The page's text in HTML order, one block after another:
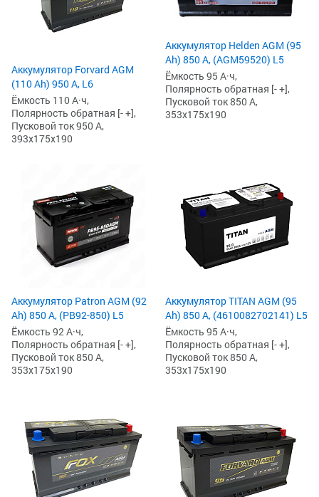
Аккумулятор Forvard AGM
(110 Ah) 950 А, L6
Ёмкость 110 А·ч,
Полярность обратная [- +],
Пусковой ток 950 А,
393x175x190
Аккумулятор Helden AGM (95
Ah) 850 А, (AGM59520) L5
Ёмкость 95 А·ч,
Полярность обратная [- +],
Пусковой ток 850 А,
353x175x190
Аккумулятор Patron AGM (92
Ah) 850 А, (PB92-850) L5
Ёмкость 92 А·ч,
Полярность обратная [- +],
Пусковой ток 850 А,
353x175x190
Аккумулятор TITAN AGM (95
Ah) 850 А, (4610082702141) L5
Ёмкость 95 А·ч,
Полярность обратная [- +],
Пусковой ток 850 А,
353x175x190